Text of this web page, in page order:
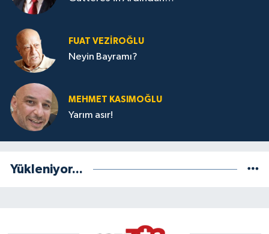
FUAT VEZIROĞLU
Neyin Bayramı?
MEHMET KASIMOĞLU
Yarım asır!
Yükleniyor...